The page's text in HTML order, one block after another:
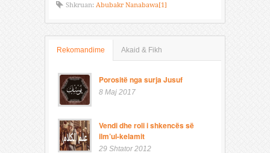
Shkruan: Abubakr Nanabawa[1]
Rekomandime Akaid & Fikh
Porositë nga surja Jusuf
8 Maj 2017
Vendi dhe roli i shkencës së
ilm’ul-kelamit
29 Shtator 2012